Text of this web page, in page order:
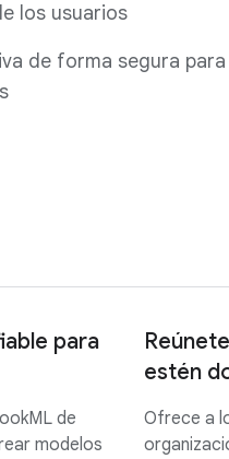
los usuarios
de forma segura
para
de
modelos
estén
Ofrece a